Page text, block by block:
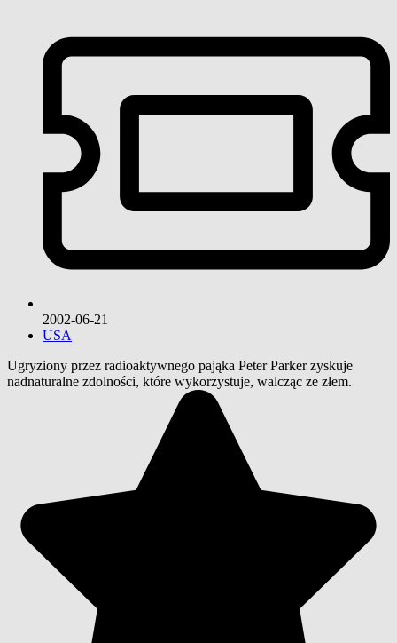
2002-06-21
USA
Ugryziony przez radioaktywnego pająka Peter Parker zyskuje
nadnaturalne zdolności, które wykorzystuje, walcząc ze złem.